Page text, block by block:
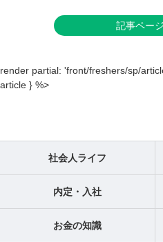
記事ペー
render partial: 'front/freshers/sp/
article } %>
社会人ライフ
内定・入社
お金の知識